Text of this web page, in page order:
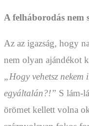
A felháborodás nem
Az az igazság, hogy
nem olyan ajándékot
„Hogy vehetsz nekem
egyáltalán?!” S lám-
örömet kellett volna